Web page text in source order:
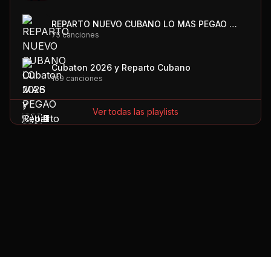
REPARTO NUEVO CUBANO LO MAS PEGAO 🇨🇺🍫
75 canciones
Cubaton 2026 y Reparto Cubano
169 canciones
Ver todas las playlists